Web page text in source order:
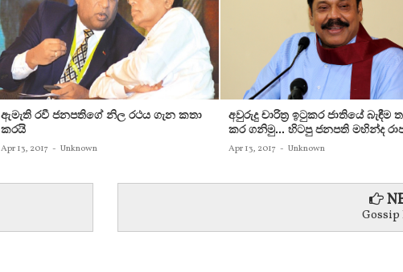
ඇමැති රවී ජනපතිගේ නිල රථය ගැන කතා
කරයි
Apr 13, 2017 - Unknown
අවුරුදු චාරිත්‍ර ඉටුකර ජාතියේ බැඳීම
කර ගනිමු... හිටපු ජනපති මහින්ද
Apr 13, 2017 - Unknown
Gossip